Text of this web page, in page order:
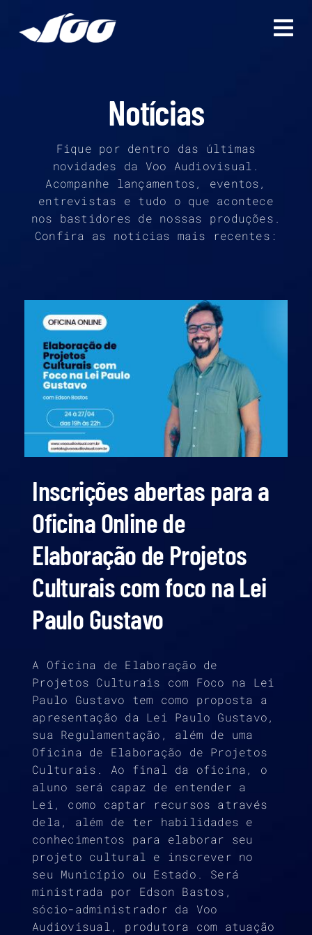
para
Notícias
Fique por dentro das últimas
novidades da Voo Audiovisual.
Acompanhe lançamentos, eventos,
entrevistas e tudo o que acontece
nos bastidores de nossas produções.
Confira as notícias mais recentes:
Inscrições abertas para a
Oficina Online de
Elaboração de Projetos
Culturais com foco na Lei
Paulo Gustavo
A Oficina de Elaboração de
Projetos Culturais com Foco na Lei
Paulo Gustavo tem como proposta a
apresentação da Lei Paulo Gustavo,
sua Regulamentação, além de uma
Oficina de Elaboração de Projetos
Culturais. Ao final da oficina, o
aluno será capaz de entender a
Lei, como captar recursos através
dela, além de ter habilidades e
conhecimentos para elaborar seu
projeto cultural e inscrever no
seu Município ou Estado. Será
ministrada por Edson Bastos,
sócio-administrador da Voo
Audiovisual, produtora com atuação